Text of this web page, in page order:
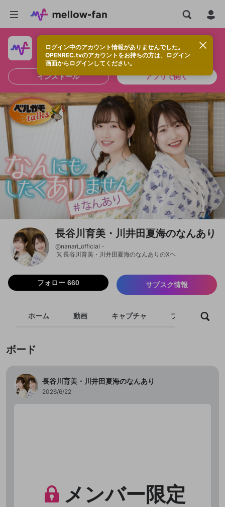
ログイン中のアカウント情報がありませんでした。
OPENREC.tvのアカウントをお持ちの方は、ログイン
画面からログインしてください。
快適に視聴するなら、アプリをインストールしよう！
インストール アプリで開く
長谷川育美・川井田夏海のなんあり
@nanari_official
長谷川育美・川井田夏海のなんありのXヘ
フォロー 660 サブスク情報
ホーム 動画 キャプチャ プレイリスト
ボード
長谷川育美・川井田夏海のなんあり
2026/6/22
メンバー限定